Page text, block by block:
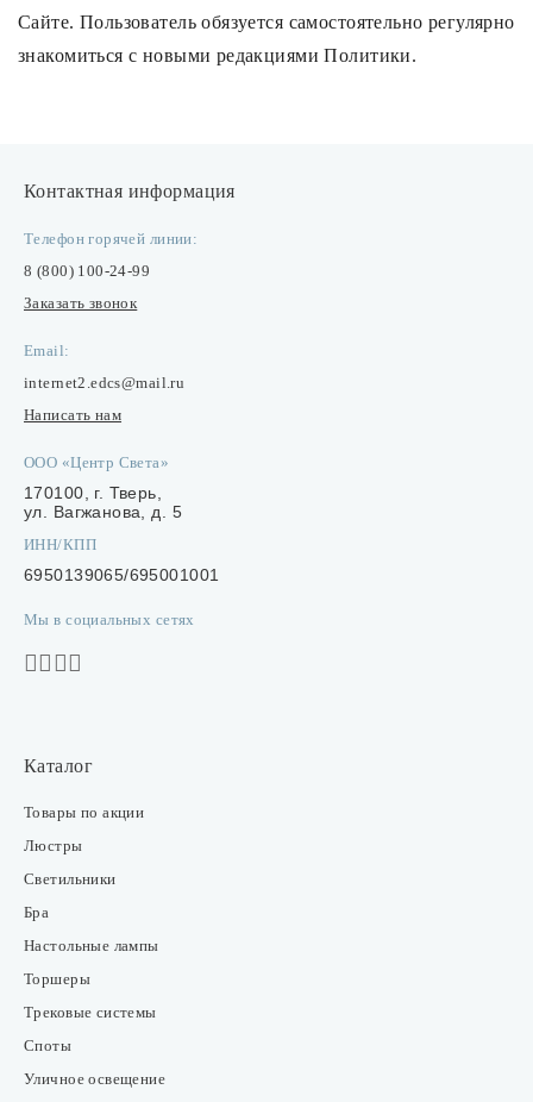
Сайте. Пользователь обязуется самостоятельно регулярно
знакомиться с новыми редакциями Политики.
Контактная информация
Телефон горячей линии:
8 (800) 100-24-99
Заказать звонок
Email:
internet2.edcs@mail.ru
Написать нам
ООО «Центр Света»
170100, г. Тверь,
ул. Вагжанова, д. 5
ИНН/КПП
6950139065/695001001
Мы в социальных сетях
Каталог
Товары по акции
Люстры
Светильники
Бра
Настольные лампы
Торшеры
Трековые системы
Споты
Уличное освещение